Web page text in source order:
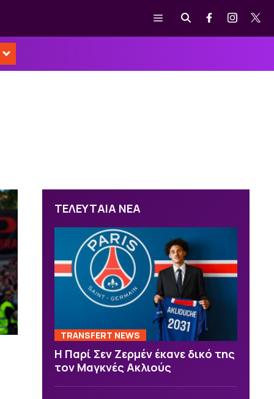
Μενού
ΤΕΛΕΥΤΑΙΑ ΝΕΑ
TRANSFERT NEWS
Η Παρί Σεν Ζερμέν έκανε δικό της
τον Μαγκνές Ακλιούς